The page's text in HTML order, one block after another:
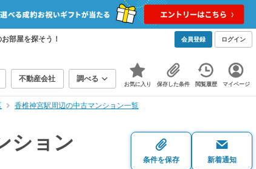
部屋を探そう！ 会員登録 ログイン
不動産会社 調べる
お気に入り 保存した条件 閲覧履歴 マイページ
香椎神宮駅周辺の中古マンション一覧
ション
条件を保存 新着通知